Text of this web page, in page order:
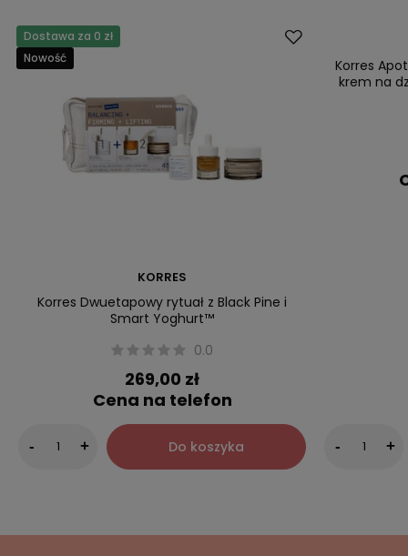
Dostawa za 0 zł
Nowość
KORRES
Korres Dwuetapowy rytuał z Black Pine i
Smart Yoghurt™
0.0
269,00 zł
Cena na telefon
- + Do koszyka
Korres
krem na
- +